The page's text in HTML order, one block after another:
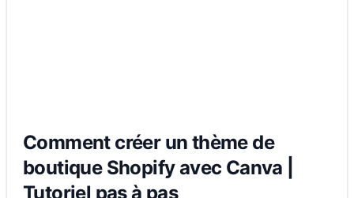
Comment créer un thème de
boutique Shopify avec Canva |
Tutoriel pas à pas